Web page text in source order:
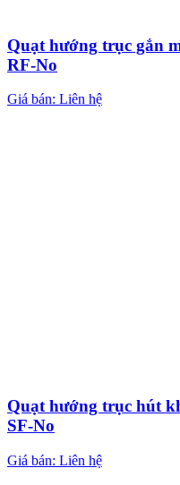
Quạt hướng trục gắn
RF-No
Giá bán: Liên hệ
Quạt hướng trục hút
SF-No
Giá bán: Liên hệ